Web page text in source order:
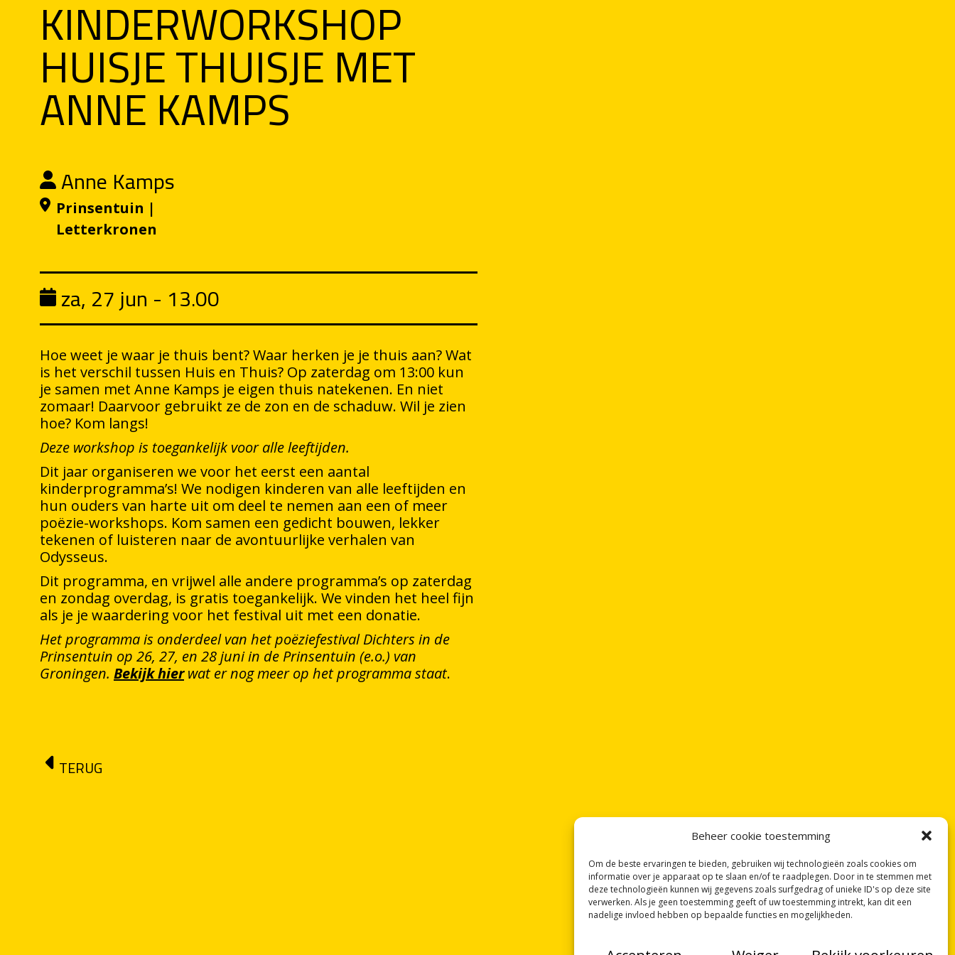
Beheer cookie toestemming
Om de beste ervaringen te bieden, gebruiken wij technologieën zoals cookies om
informatie over je apparaat op te slaan en/of te raadplegen. Door in te stemmen met
deze technologieën kunnen wij gegevens zoals surfgedrag of unieke ID's op deze site
verwerken. Als je geen toestemming geeft of uw toestemming intrekt, kan dit een
nadelige invloed hebben op bepaalde functies en mogelijkheden.
KINDERWORKSHOP
HUISJE THUISJE MET
ANNE KAMPS
Anne Kamps
Prinsentuin |
Letterkronen
za, 27 jun - 13.00
Hoe weet je waar je thuis bent? Waar herken je je thuis aan? Wat
is het verschil tussen Huis en Thuis? Op zaterdag om 13:00 kun
je samen met Anne Kamps je eigen thuis natekenen. En niet
zomaar! Daarvoor gebruikt ze de zon en de schaduw. Wil je zien
hoe? Kom langs!
Deze workshop is toegankelijk voor alle leeftijden.
Dit jaar organiseren we voor het eerst een aantal
kinderprogramma’s! We nodigen kinderen van alle leeftijden en
hun ouders van harte uit om deel te nemen aan een of meer
poëzie-workshops. Kom samen een gedicht bouwen, lekker
tekenen of luisteren naar de avontuurlijke verhalen van
Odysseus.
Dit programma, en vrijwel alle andere programma’s op zaterdag
en zondag overdag, is gratis toegankelijk. We vinden het heel fijn
als je je waardering voor het festival uit met een donatie.
Het programma is onderdeel van het poëziefestival Dichters in de
Prinsentuin op 26, 27, en 28 juni in de Prinsentuin (e.o.) van
Groningen. Bekijk hierwat er nog meer op het programma staat.
TERUG